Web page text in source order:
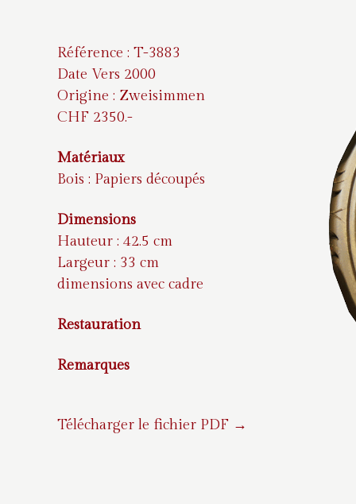
Référence : T-3883
Date Vers 2000
Origine : Zweisimmen
CHF 2350.-
Matériaux
Bois : Papiers découpés
Dimensions
Hauteur : 42.5 cm
Largeur : 33 cm
dimensions avec cadre
Restauration
Remarques
Télécharger le fichier PDF →